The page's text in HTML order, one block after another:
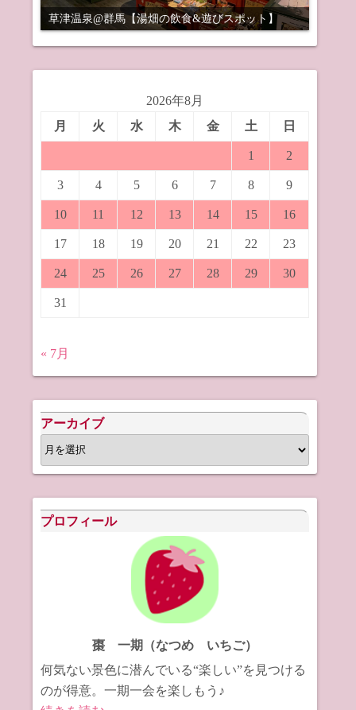
草津温泉@群馬【湯畑の飲食&遊びスポット】
2026年8月
月
火 水 木 金 土 日
1 2
3 4 5 6 7 8 9
10 11 12 13 14 15 16
17 18 19 20 21 22 23
24 25 26 27 28 29 30
31
« 7月
アーカイブ
ア
ー
ブ
プロフィール
棗 一期（なつめ いちご）
何気ない景色に潜んでいる“楽しい”を見つける
のが得意。一期一会を楽しもう♪